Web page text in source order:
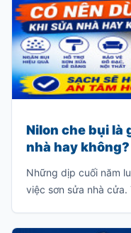
Nilon che bụi là
nhà hay không?
Những dịp cuối năm
việc sơn sửa nhà cửa.